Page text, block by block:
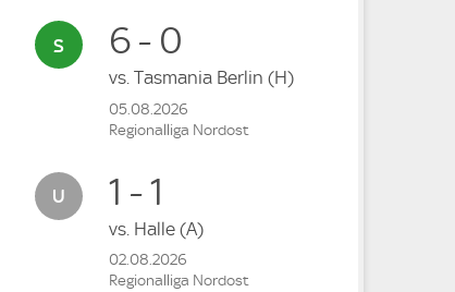
6 - 0
vs. Tasmania Berlin (H)
05.08.2026
Regionalliga Nordost
1 - 1
vs. Halle (A)
02.08.2026
Regionalliga Nordost